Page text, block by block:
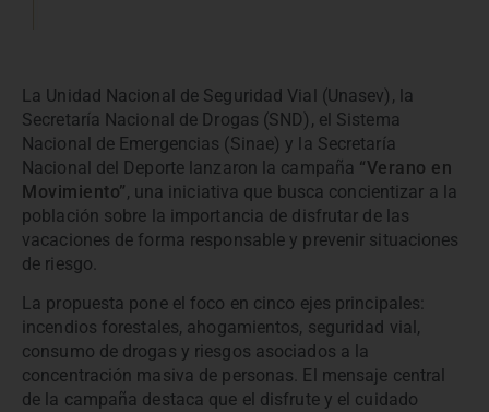
La Unidad Nacional de Seguridad Vial (Unasev), la
Secretaría Nacional de Drogas (SND), el Sistema
Nacional de Emergencias (Sinae) y la Secretaría
Nacional del Deporte lanzaron la campaña “Verano en
Movimiento”, una iniciativa que busca concientizar a la
población sobre la importancia de disfrutar de las
vacaciones de forma responsable y prevenir situaciones
de riesgo.
La propuesta pone el foco en cinco ejes principales:
incendios forestales, ahogamientos, seguridad vial,
consumo de drogas y riesgos asociados a la
concentración masiva de personas. El mensaje central
de la campaña destaca que el disfrute y el cuidado